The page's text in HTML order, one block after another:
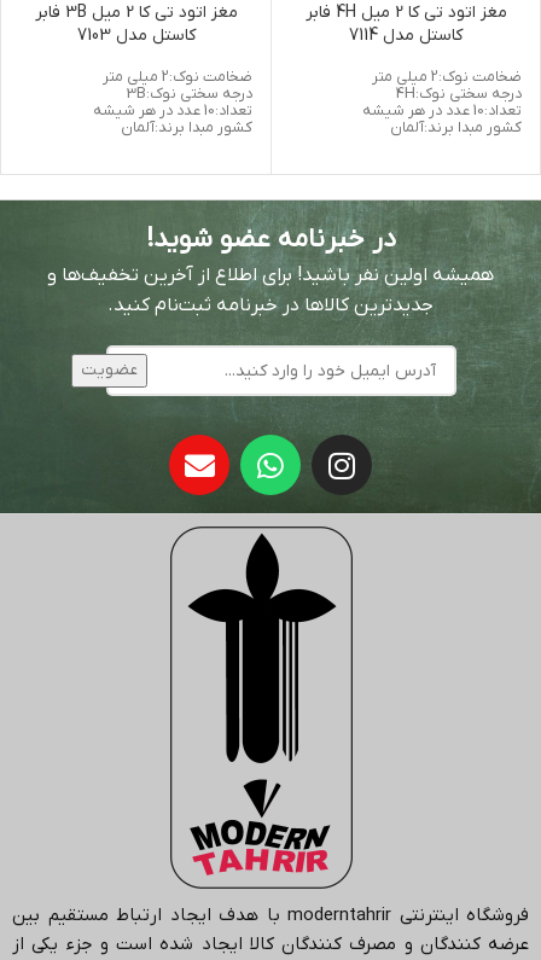
مغز اتود تی کا 2 میل 4H فابر
کاستل مدل 7114
ضخامت نوک:2 میلی متر
درجه سختی نوک:4H
تعداد:10 عدد در هر شیشه
کشور مبدا برند:آلمان
مغز اتود تی کا 2 میل 3B فابر
کاستل مدل 7103
ضخامت نوک:2 میلی متر
درجه سختی نوک:3B
تعداد:10 عدد در هر شیشه
کشور مبدا برند:آلمان
در خبرنامه عضو شوید!
همیشه اولین نفر باشید! برای اطلاع از آخرین تخفیف‌ها و
جدیدترین کالاها در خبرنامه ثبت‌نام کنید.
فروشگاه اینترنتی moderntahrir با هدف ایجاد ارتباط مستقیم بین
عرضه کنندگان و مصرف کنندگان کالا ایجاد شده است و جزء یکی از